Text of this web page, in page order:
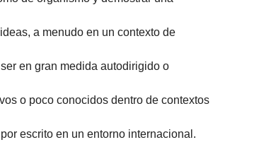
a menudo en un contexto de
en gran medida autodirigido o
o poco conocidos dentro de contextos
escrito en un entorno internacional.